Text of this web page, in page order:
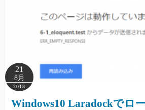
21
8月
2018
Windows10 Laradockでロ